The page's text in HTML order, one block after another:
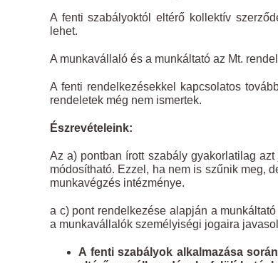
A fenti szabályoktól eltérő kollektív
lehet.
A munkavállaló és a munkáltató az Mt.
A fenti rendelkezésekkel kapcsolatos
rendeletek még nem ismertek.
Észrevételeink:
Az a) pontban írott szabály gyakorlatilag
módosítható. Ezzel, ha nem is szűnik meg,
munkavégzés intézménye.
a c) pont rendelkezése alapján a
a munkavállalók személyiségi jogaira
A fenti szabályok alkalmazása